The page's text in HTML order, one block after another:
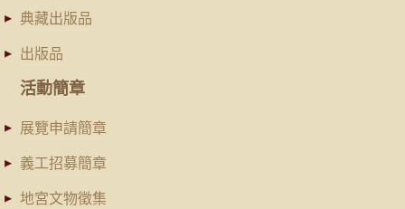
典藏出版品
出版品
活動簡章
展覽申請簡章
義工招募簡章
地宮文物徵集